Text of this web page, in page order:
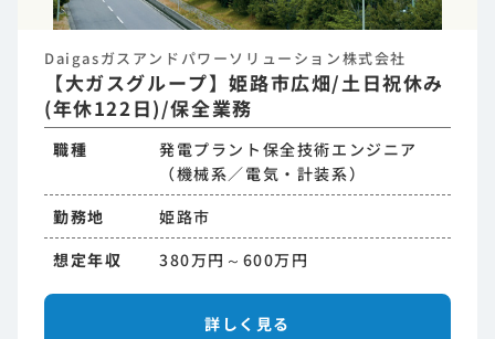
Daigasガスアンドパワーソリューション株式会社
【大ガスグループ】姫路市広畑/土日祝休み
(年休122日)/保全業務
職種
発電プラント保全技術エンジニア
（機械系／電気・計装系）
勤務地
姫路市
想定年収
380万円～600万円
詳しく見る